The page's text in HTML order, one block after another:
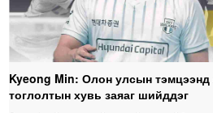
Kyeong Min: Олон улсын тэмцээнд
тоглолтын хувь заяаг шийддэг